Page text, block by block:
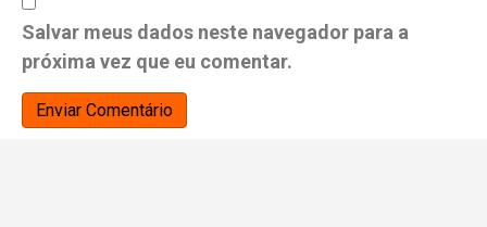
Salvar meus dados neste navegador para a
próxima vez que eu comentar.